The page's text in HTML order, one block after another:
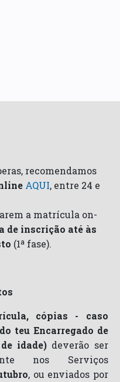
recomendamos
AQUI, entre 24 e
a matrícula on-
de inscrição até às
(1ª fase).
cópias - caso
teu Encarregado de
idade)deverão ser
nos Serviços
, ou enviados por